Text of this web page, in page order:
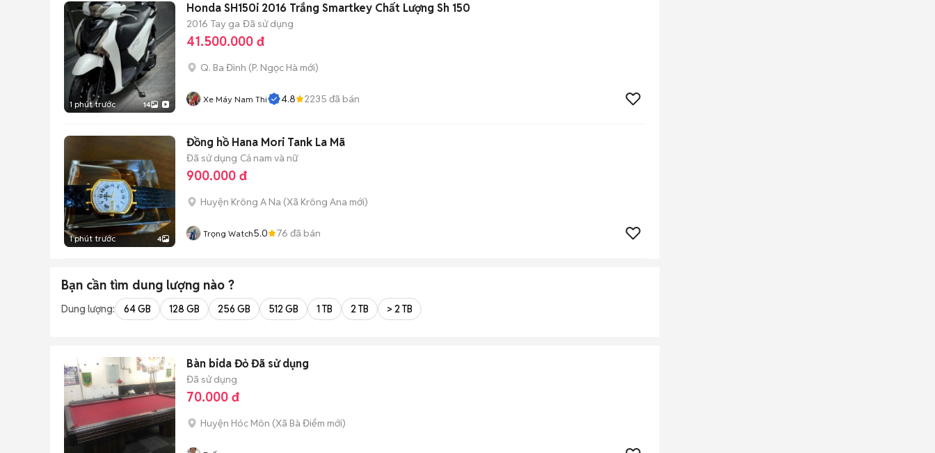
1 phút trước 14
Honda SH150i 2016 Trắng Smartkey Chất Lượng Sh 150
2016 Tay ga Đã sử dụng
41.500.000 đ
Q. Ba Đình (P. Ngọc Hà mới)
Xe Máy Nam Thi 4.8 2235 đã bán
1 phút trước 4
Đồng hồ Hana Mori Tank La Mã
Đã sử dụng Cả nam và nữ
900.000 đ
Huyện Krông A Na (Xã Krông Ana mới)
Trọng Watch5.0 76 đã bán
Bạn cần tìm dung lượng nào ?
Dung lượng: 64 GB 128 GB 256 GB 512 GB 1 TB 2 TB > 2 TB
Bàn bida Đỏ Đã sử dụng
Đã sử dụng
70.000 đ
Huyện Hóc Môn (Xã Bà Điểm mới)